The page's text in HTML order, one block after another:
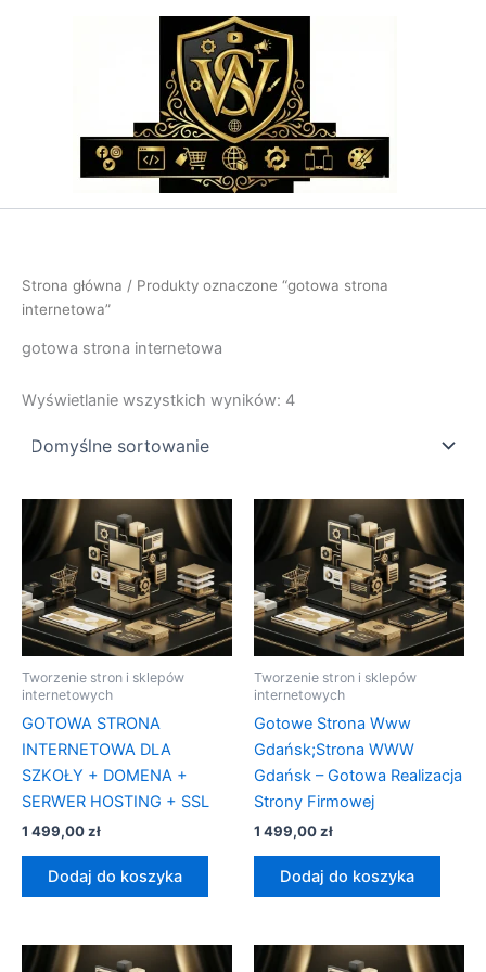
Strona główna / Produkty oznaczone “gotowa strona
internetowa”
gotowa strona internetowa
Wyświetlanie wszystkich wyników: 4
Tworzenie stron i sklepów
internetowych
GOTOWA STRONA
INTERNETOWA DLA
SZKOŁY + DOMENA +
SERWER HOSTING + SSL
1 499,00zł
Dodaj do koszyka
Tworzenie stron i sklepów
internetowych
Gotowe Strona Www
Gdańsk;Strona WWW
Gdańsk – Gotowa Realizacja
Strony Firmowej
1 499,00zł
Dodaj do koszyka